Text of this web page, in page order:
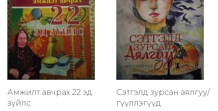
Амжилт авчрах 22 эд
зүйлс
Сэтгэлд зурсан аялгуу/
өгүүллэгүүд